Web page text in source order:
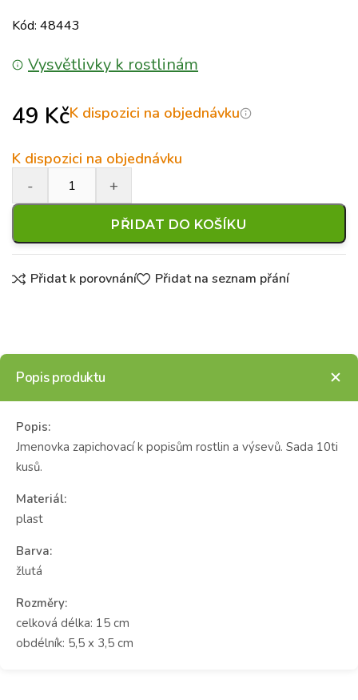
Kód: 48443
Vysvětlivky k rostlinám
49 KčK dispozici na objednávku
K dispozici na objednávku
PŘIDAT DO KOŠÍKU
Přidat k porovnání Přidat na seznam přání
Popis produktu
Popis:
Jmenovka zapichovací k popisům rostlin a výsevů. Sada 10ti
kusů.
Materiál:
plast
Barva:
žlutá
Rozměry:
celková délka: 15 cm
obdélník: 5,5 x 3,5 cm